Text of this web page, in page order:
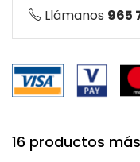
Llámanos 965
16 productos